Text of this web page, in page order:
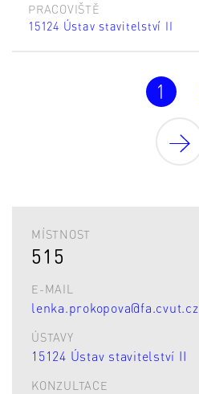
PRACOVIŠTĚ
15124 Ústav stavitelství II
1
MÍSTNOST
515
E-MAIL
lenka.prokopova@fa.cvut.cz
ÚSTAVY
15124 Ústav stavitelství II
KONZULTACE